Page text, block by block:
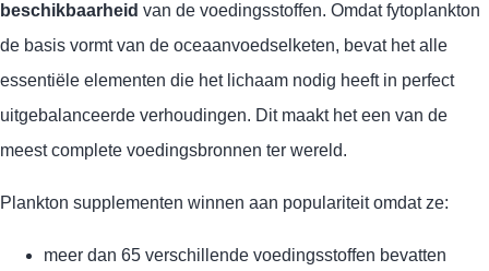
beschikbaarheid van de voedingsstoffen. Omdat fytoplankton
de basis vormt van de oceaanvoedselketen, bevat het alle
essentiële elementen die het lichaam nodig heeft in perfect
uitgebalanceerde verhoudingen. Dit maakt het een van de
meest complete voedingsbronnen ter wereld.
Plankton supplementen winnen aan populariteit omdat ze:
meer dan 65 verschillende voedingsstoffen bevatten